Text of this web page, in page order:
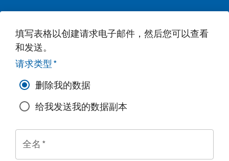
填写表格以创建请求电子邮件，然后您可以查看
和发送。
请求类型 *
删除我的数据
给我发送我的数据副本
全名 *